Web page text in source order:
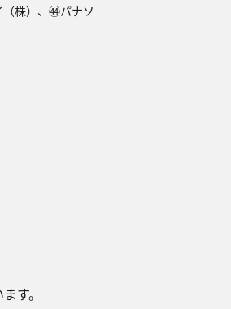
株）、㊹パナソ
す。